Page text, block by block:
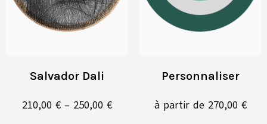
Salvador Dali
210,00 €– 250,00 €
Personnaliser
à partir de 270,00 €